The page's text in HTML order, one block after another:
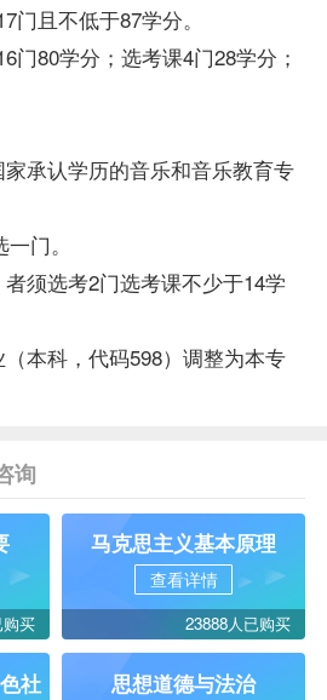
且不低于87学分。
80学分；选考课4门28学分；
承认学历的音乐和音乐教育专
门。
须选考2门选考课不少于14学
本科，代码598）调整为本专
询
购买
马克思主义基本原理
查看详情
23888人已购买
社
思想道德与法治